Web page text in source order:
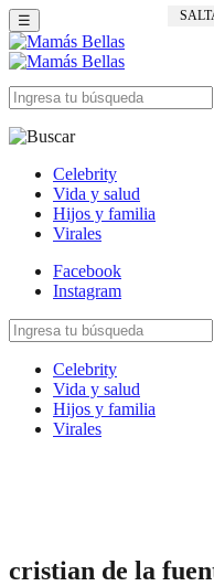
☰
Celebrity
Vida y salud
Hijos y familia
Virales
Facebook
Instagram
Celebrity
Vida y salud
Hijos y familia
Virales
cristian de la